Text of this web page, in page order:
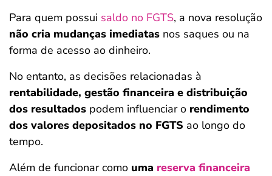
Para quem possui saldo no FGTS, a nova resolução
não cria mudanças imediatas nos saques ou na
forma de acesso ao dinheiro.
No entanto, as decisões relacionadas à
rentabilidade, gestão financeira e distribuição
dos resultados podem influenciar o rendimento
dos valores depositados no FGTS ao longo do
tempo.
Além de funcionar como uma reserva financeira